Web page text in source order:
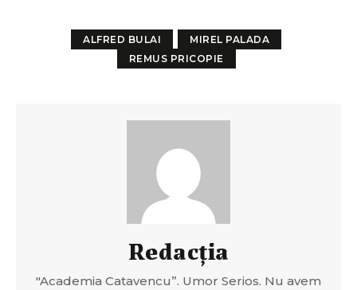
ALFRED BULAI
MIREL PALADA
REMUS PRICOPIE
Redacția
"Academia Catavencu”. Umor Serios. Nu avem